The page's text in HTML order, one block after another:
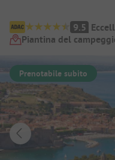
Panoramica
9.5
Piantina del
Prenotabile subito